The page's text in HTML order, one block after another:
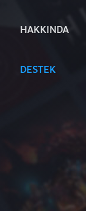
HAKKINDA
DESTEK